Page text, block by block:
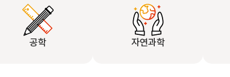
공학 자연과학